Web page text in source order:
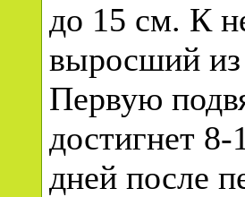
до 15 см. К
выросший из
Первую
достигнет
дней после